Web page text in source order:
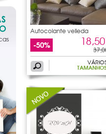
Autocolante velleda
ornamento
-50%